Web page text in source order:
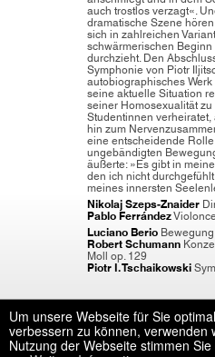
Um unsere Webseite für Sie
verbessern zu können, verwenden
Nutzung der Webseite stimmen
auch trostlos verzagt«.
dramatische Szene
sich in zahlreichen
schwärmerischen
durchzieht. Den
Symphonie von Piotr
autobiographisches
seine aktuelle Situation
seiner Homosexualität
Studentinnen
hin zum
eine entscheidende
ungebändigten
äußerte: »Es gibt in
den ich nicht
meines innersten
Nikolaj Szeps-Znaider
Pablo Ferrández
Luciano Berio
Robert Schumann
Moll op. 129
Piotr I. Tschaikowski